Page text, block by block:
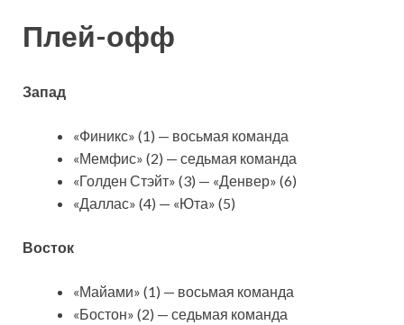
Плей-офф
Запад
«Финикс» (1) — восьмая команда
«Мемфис» (2) — седьмая команда
«Голден Стэйт» (3) — «Денвер» (6)
«Даллас» (4) — «Юта» (5)
Восток
«Майами» (1) — восьмая команда
«Бостон» (2) — седьмая команда